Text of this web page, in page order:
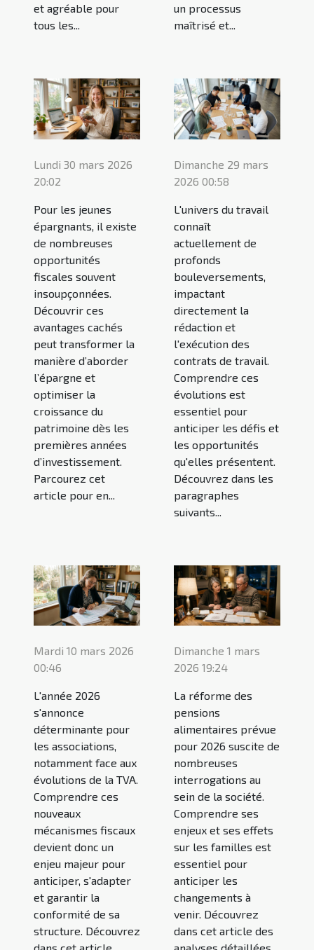
et agréable pour
tous les...
un processus
maîtrisé et...
Lundi 30 mars 2026
20:02
Pour les jeunes
épargnants, il existe
de nombreuses
opportunités
fiscales souvent
insoupçonnées.
Découvrir ces
avantages cachés
peut transformer la
manière d’aborder
l’épargne et
optimiser la
croissance du
patrimoine dès les
premières années
d’investissement.
Parcourez cet
article pour en...
Dimanche 29 mars
2026 00:58
L'univers du travail
connaît
actuellement de
profonds
bouleversements,
impactant
directement la
rédaction et
l'exécution des
contrats de travail.
Comprendre ces
évolutions est
essentiel pour
anticiper les défis et
les opportunités
qu'elles présentent.
Découvrez dans les
paragraphes
suivants...
Mardi 10 mars 2026
00:46
L'année 2026
s'annonce
déterminante pour
les associations,
notamment face aux
évolutions de la TVA.
Comprendre ces
nouveaux
mécanismes fiscaux
devient donc un
enjeu majeur pour
anticiper, s'adapter
et garantir la
conformité de sa
structure. Découvrez
Dimanche 1 mars
2026 19:24
La réforme des
pensions
alimentaires prévue
pour 2026 suscite de
nombreuses
interrogations au
sein de la société.
Comprendre ses
enjeux et ses effets
sur les familles est
essentiel pour
anticiper les
changements à
venir. Découvrez
dans cet article des